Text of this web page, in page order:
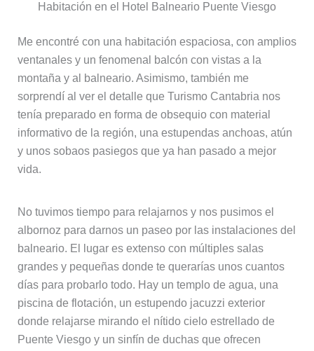
Habitación en el Hotel Balneario Puente Viesgo
Me encontré con una habitación espaciosa, con amplios
ventanales y un fenomenal balcón con vistas a la
montaña y al balneario. Asimismo, también me
sorprendí al ver el detalle que Turismo Cantabria nos
tenía preparado en forma de obsequio con material
informativo de la región, una estupendas anchoas, atún
y unos sobaos pasiegos que ya han pasado a mejor
vida.
No tuvimos tiempo para relajarnos y nos pusimos el
albornoz para darnos un paseo por las instalaciones del
balneario. El lugar es extenso con múltiples salas
grandes y pequeñas donde te querarías unos cuantos
días para probarlo todo. Hay un templo de agua, una
piscina de flotación, un estupendo jacuzzi exterior
donde relajarse mirando el nítido cielo estrellado de
Puente Viesgo y un sinfín de duchas que ofrecen